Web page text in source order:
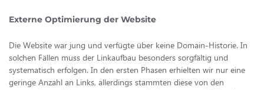
Externe Optimierung der Website
Die Website war jung und verfügte über keine Domain-Historie. In
solchen Fällen muss der Linkaufbau besonders sorgfältig und
systematisch erfolgen. In den ersten Phasen erhielten wir nur eine
geringe Anzahl an Links, allerdings stammten diese von den